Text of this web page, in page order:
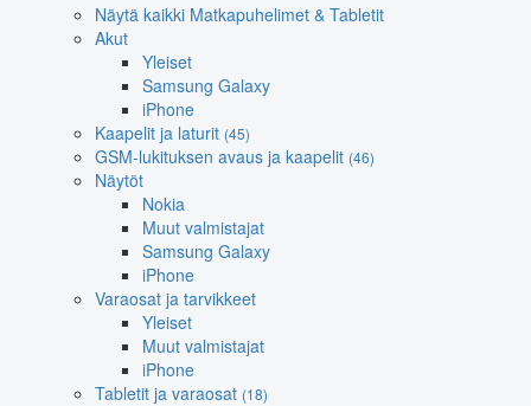
Näytä kaikki Matkapuhelimet & Tabletit
Akut
Yleiset
Samsung Galaxy
iPhone
Kaapelit ja laturit (45)
GSM-lukituksen avaus ja kaapelit (46)
Näytöt
Nokia
Muut valmistajat
Samsung Galaxy
iPhone
Varaosat ja tarvikkeet
Yleiset
Muut valmistajat
iPhone
Tabletit ja varaosat (18)